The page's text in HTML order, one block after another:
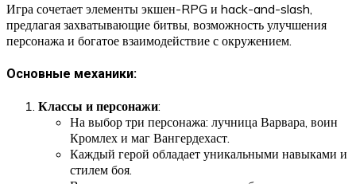
Игра сочетает элементы экшен-RPG и hack-and-slash,
предлагая захватывающие битвы, возможность улучшения
персонажа и богатое взаимодействие с окружением.
Основные механики:
Классы и персонажи:
На выбор три персонажа: лучница Варвара, воин
Кромлех и маг Вангердехаст.
Каждый герой обладает уникальными навыками и
стилем боя.